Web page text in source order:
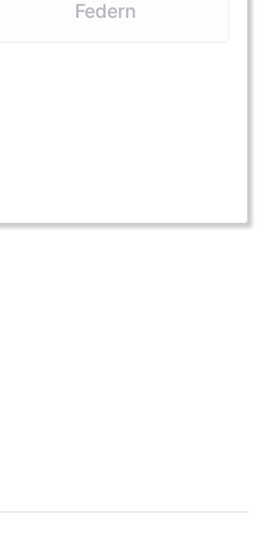
(Eier)(Federn)
(Knochen und Schädel)
(lebend)
(Präparate)
Federn